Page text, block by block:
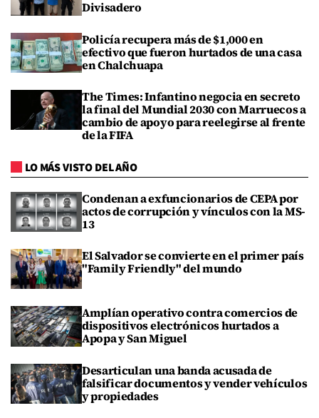
Divisadero
Policía recupera más de $1,000 en
efectivo que fueron hurtados de una casa
en Chalchuapa
The Times: Infantino negocia en secreto
la final del Mundial 2030 con Marruecos a
cambio de apoyo para reelegirse al frente
de la FIFA
LO MÁS VISTO DEL AÑO
Condenan a exfuncionarios de CEPA por
actos de corrupción y vínculos con la MS-
13
El Salvador se convierte en el primer país
"Family Friendly" del mundo
Amplían operativo contra comercios de
dispositivos electrónicos hurtados a
Apopa y San Miguel
Desarticulan una banda acusada de
falsificar documentos y vender vehículos
y propiedades